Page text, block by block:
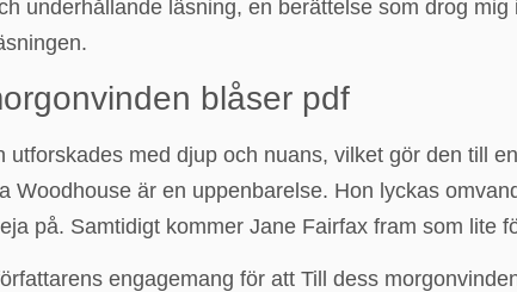
underhållande läsning, en berättelse som drog
blåser pdf
utforskades med djup och nuans, vilket gör den till
Woodhouse är en uppenbarelse. Hon lyckas
på. Samtidigt kommer Jane Fairfax fram som lite
engagemang för att Till dess